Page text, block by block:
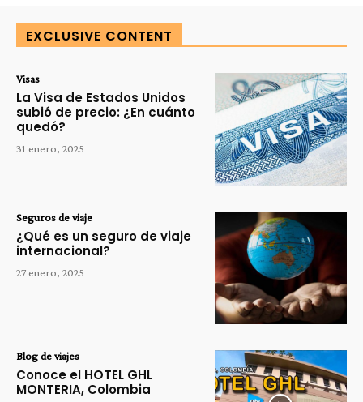
EXCLUSIVE CONTENT
Visas
La Visa de Estados Unidos
subió de precio: ¿En cuánto
quedó?
31 enero, 2025
Seguros de viaje
¿Qué es un seguro de viaje
internacional?
27 enero, 2025
Blog de viajes
Conoce el HOTEL GHL
MONTERIA, Colombia